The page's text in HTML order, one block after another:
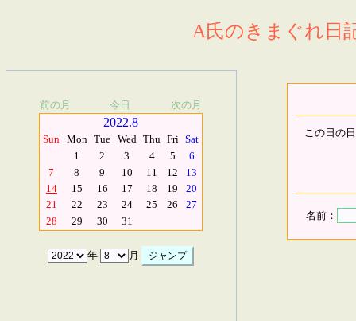
A氏のきまぐれ日
前の月 今日 次の月
2022.8
Sun Mon Tue Wed Thu Fri Sat
1
2 3 4 5
6
7
8 9 10 11 12
13
14
15 16 17 18 19
20
21
22 23 24 25 26
27
28
29 30 31
年 月
この日の
名前：